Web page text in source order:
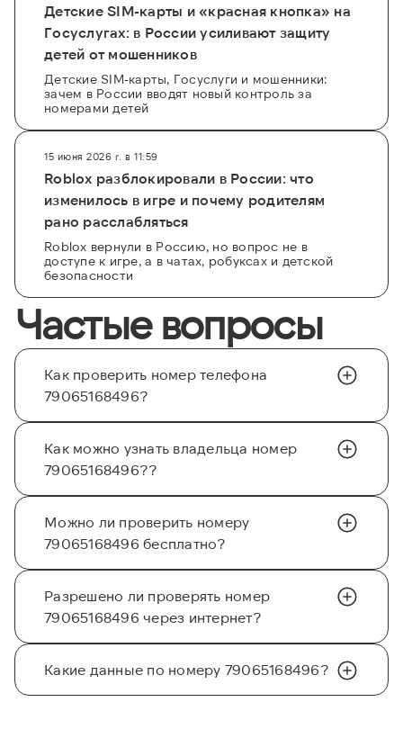
Детские SIM-карты и «красная кнопка» на
Госуслугах: в России усиливают защиту
детей от мошенников
Детские SIM-карты, Госуслуги и мошенники:
зачем в России вводят новый контроль за
номерами детей
15 июня 2026 г. в 11:59
Roblox разблокировали в России: что
изменилось в игре и почему родителям
рано расслабляться
Roblox вернули в Россию, но вопрос не в
доступе к игре, а в чатах, робуксах и детской
безопасности
Частые вопросы
Как проверить номер телефона
79065168496?
Как можно узнать владельца номер
79065168496??
Можно ли проверить номеру
79065168496 бесплатно?
Разрешено ли проверять номер
79065168496 через интернет?
Какие данные по номеру 79065168496?